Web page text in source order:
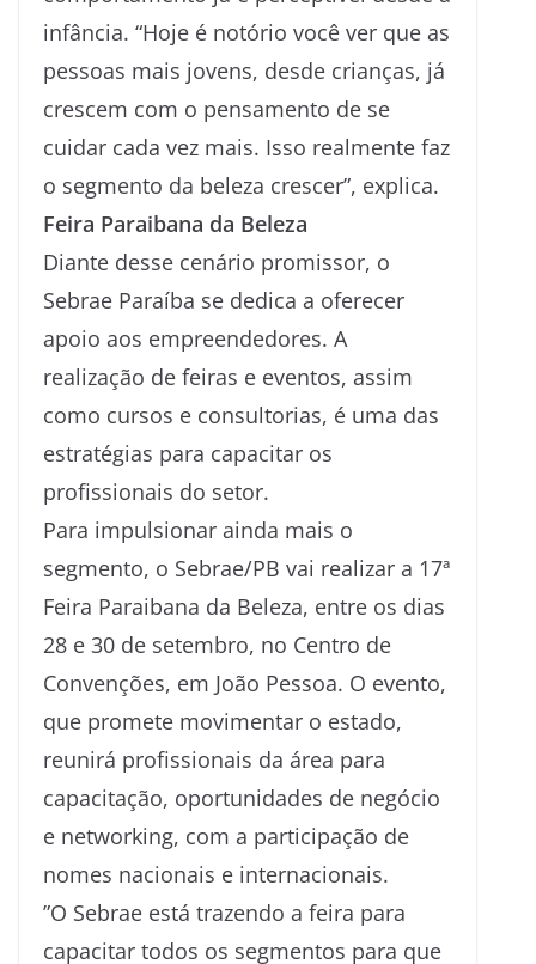
infância. “Hoje é notório você ver que as
pessoas mais jovens, desde crianças, já
crescem com o pensamento de se
cuidar cada vez mais. Isso realmente faz
o segmento da beleza crescer”, explica.
Feira Paraibana da Beleza
​Diante desse cenário promissor, o
Sebrae Paraíba se dedica a oferecer
apoio aos empreendedores. A
realização de feiras e eventos, assim
como cursos e consultorias, é uma das
estratégias para capacitar os
profissionais do setor.
​Para impulsionar ainda mais o
segmento, o Sebrae/PB vai realizar a 17ª
Feira Paraibana da Beleza, entre os dias
28 e 30 de setembro, no Centro de
Convenções, em João Pessoa. O evento,
que promete movimentar o estado,
reunirá profissionais da área para
capacitação, oportunidades de negócio
e networking, com a participação de
nomes nacionais e internacionais.
​”O Sebrae está trazendo a feira para
capacitar todos os segmentos para que